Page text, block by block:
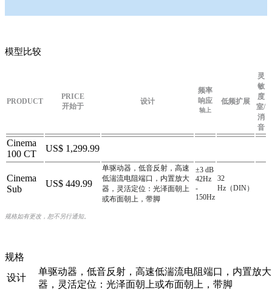
模型比较
PRODUCT
PRICE
开始于
设计
频率
响应
轴上
低频扩展
灵
敏
度
室/
消
音
Cinema
100 CT
US$ 1,299.99
Cinema
Sub
US$ 449.99
单驱动器，低音反射，高速
低湍流电阻端口，内置放大
器，灵活定位：光泽面朝上
或布面朝上，带脚
±3 dB
42Hz
-
150Hz
32
Hz（DIN）
规格如有更改，恕不另行通知。
规格
设计
单驱动器，低音反射，高速低湍流电阻端口，内置放大
器，灵活定位：光泽面朝上或布面朝上，带脚